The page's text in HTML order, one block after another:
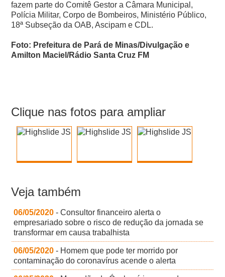
fazem parte do Comitê Gestor a Câmara Municipal,
Polícia Militar, Corpo de Bombeiros, Ministério Público,
18ª Subseção da OAB, Ascipam e CDL.
Foto: Prefeitura de Pará de Minas/Divulgação e
Amilton Maciel/Rádio Santa Cruz FM
Clique nas fotos para ampliar
Veja também
06/05/2020 - Consultor financeiro alerta o
empresariado sobre o risco de redução da jornada se
transformar em causa trabalhista
06/05/2020 - Homem que pode ter morrido por
contaminação do coronavírus acende o alerta